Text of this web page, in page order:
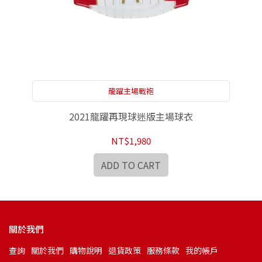
龍躍主場戰袍
2021龍躍再現球迷版主場球衣
NT$1,980
ADD TO CART
關於我們
查詢 關於我們 購物說明 退貨政策 服務條款 我的帳戶